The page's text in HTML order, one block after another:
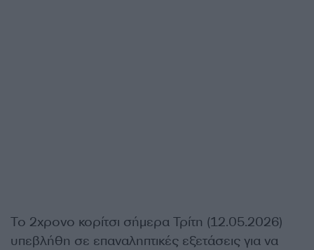
Το 2χρονο κορίτσι σήμερα Τρίτη (12.05.2026)
υπεβλήθη σε επαναληπτικές εξετάσεις για να